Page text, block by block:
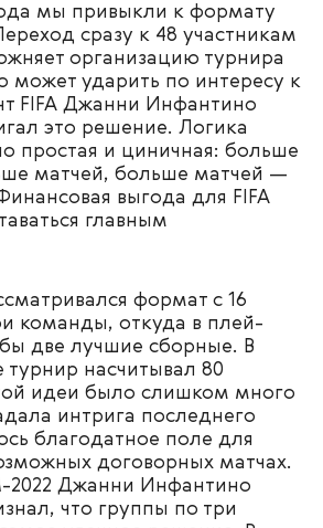
мы привыкли к формату
сразу к 48 участникам
организацию турнира
может ударить по интересу к
FIFA Джанни Инфантино
это решение. Логика
простая и циничная: больше
матчей, больше матчей —
выгода для FIFA
главным
формат с 16
команды, откуда в плей-
две лучшие сборные. В
турнир насчитывал 80
идеи было слишком много
интрига последнего
благодатное поле для
договорных матчах.
Джанни Инфантино
что группы по три